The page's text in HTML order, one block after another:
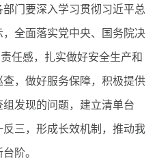
门要深入学习贯彻习近平总
全面落实党中央、国务院决
任感，扎实做好安全生产和
，做好服务保障，积极提供
发现的问题，建立清单台
三，形成长效机制，推动我
阶。